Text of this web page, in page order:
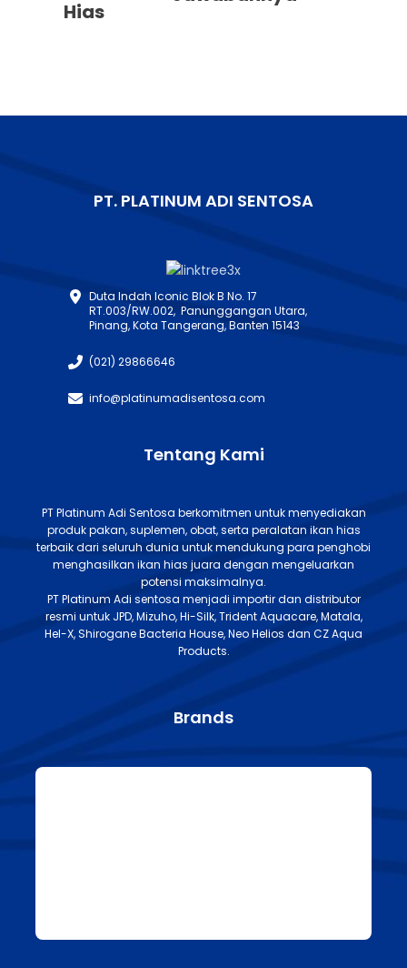
Hias
PT. PLATINUM ADI SENTOSA
Duta Indah Iconic Blok B No. 17
RT.003/RW.002, Panunggangan Utara,
Pinang, Kota Tangerang, Banten 15143
(021) 29866646
info@platinumadisentosa.com
Tentang Kami
PT Platinum Adi Sentosa berkomitmen untuk menyediakan
produk pakan, suplemen, obat, serta peralatan ikan hias
terbaik dari seluruh dunia untuk mendukung para penghobi
menghasilkan ikan hias juara dengan mengeluarkan
potensi maksimalnya.
PT Platinum Adi sentosa menjadi importir dan distributor
resmi untuk JPD, Mizuho, Hi-Silk, Trident Aquacare, Matala,
Hel-X, Shirogane Bacteria House, Neo Helios dan CZ Aqua
Products.
Brands